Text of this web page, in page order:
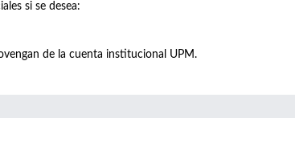
si se desea:
de la cuenta institucional UPM.